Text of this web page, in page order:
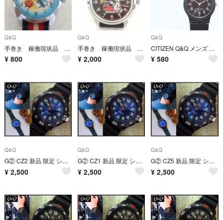
Q&Q
手巻き 稼働現状品 Q＆Q ドラえもん 腕時計 YJ81
¥ 800
Q&Q
手巻き 稼働現状品 Q&Q スヌーピー 腕時計 YJ86
¥ 2,000
Q&Q
CITIZEN Q&Q メンズ レディース腕時計 黒 10BAR 軽量 スポーツ
¥ 580
Q&Q
G② CZ2 新品 限定 シチズン Q&Q 防水 クォーツ 腕時計 青/黒 ②
¥ 2,500
Q&Q
G② CZ1 新品 限定 シチズン Q&Q 防水 クォーツ 腕時計 青/黒 ①
¥ 2,500
Q&Q
G② CZ5 新品 限定 シチズン Q&Q 防水 クォーツ 腕時計 青/黒 ⑤
¥ 2,500